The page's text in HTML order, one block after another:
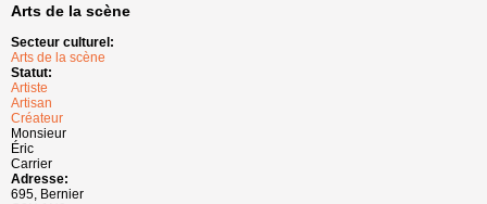
Arts de la scène
Secteur culturel:
Arts de la scène
Statut:
Artiste
Artisan
Créateur
Monsieur
Éric
Carrier
Adresse:
695, Bernier